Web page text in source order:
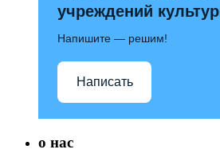
учреждений
Напишите — решим!
Написать
о нас